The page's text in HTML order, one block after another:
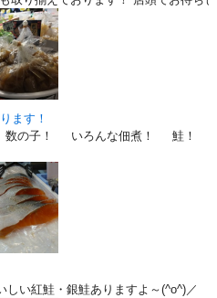
ます！
数の子！ いろんな佃煮！ 鮭！ 粕
い紅鮭・銀鮭ありますよ～(^o^)／